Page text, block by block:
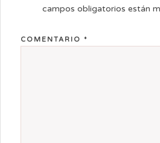
campos obligatorios están
COMENTARIO *